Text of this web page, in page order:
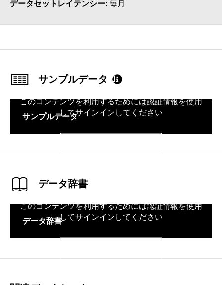
データセットレイテンシー 毎月
サンプルデータ
サンプルデータ
このコンテンツを利用するためには認証情報を使用
してサインインしてください
データ辞書
データ辞書
このコンテンツを利用するためには認証情報を使用
してサインインしてください